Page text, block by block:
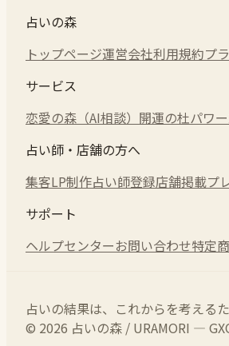
占いの森
トップページ運営会社利用規約プ
サービス
恋愛の森（AI相談） 開運の杜パワ
占い師・店舗の方へ
集客LP制作占い師登録店舗掲載プ
サポート
ヘルプセンターお問い合わせ特定
占いの結果は、これからを考える
© 2026 占いの森 / URAMORI —